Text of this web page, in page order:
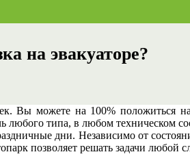
на эвакуаторе?
можете на 100% положиться на
любого типа, в любом техническом
дни. Независимо от
позволяет решать задачи любой